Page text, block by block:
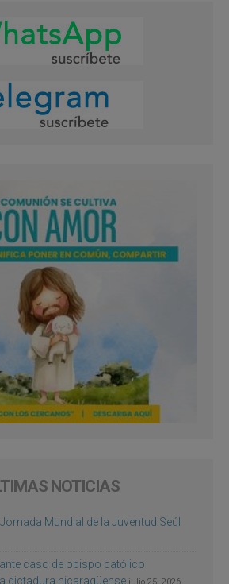
NOTICIAS
Mundial de la Juventud Seúl
caso de obispo católico
dictadura nicaragüense